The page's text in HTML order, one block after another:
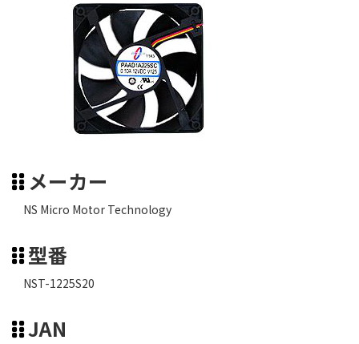
メーカー
NS Micro Motor Technology
型番
NST-1225S20
JAN